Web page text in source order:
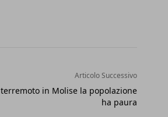
Articolo Successivo
terremoto in Molise la popolazione
ha paura